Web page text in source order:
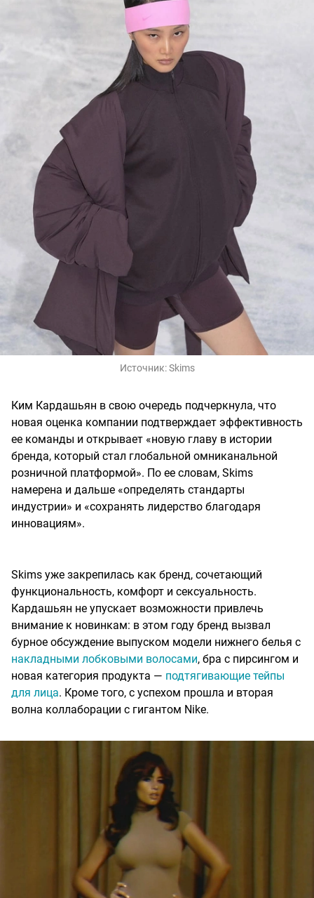
Источник:Skims
Ким Кардашьян в свою очередь подчеркнула, что
новая оценка компании подтверждает эффективность
ее команды и открывает «новую главу в истории
бренда, который стал глобальной омниканальной
розничной платформой». По ее словам, Skims
намерена и дальше «определять стандарты
индустрии» и «сохранять лидерство благодаря
инновациям».
Skims уже закрепилась как бренд, сочетающий
функциональность, комфорт и сексуальность.
Кардашьян не упускает возможности привлечь
внимание к новинкам: в этом году бренд вызвал
бурное обсуждение выпуском модели нижнего белья с
накладными лобковыми волосами, бра с пирсингом и
новая категория продукта — подтягивающие тейпы
для лица. Кроме того, с успехом прошла и вторая
волна коллаборации с гигантом Nike.